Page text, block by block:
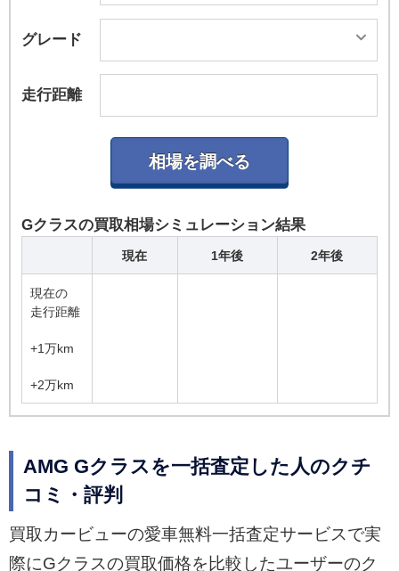
グレード
走行距離
Gクラスの買取相場シミュレーション結果
現在 1年後 2年後
現在の
走行距離
+1万km
+2万km
AMG Gクラスを一括査定した人のクチ
コミ・評判
買取カービューの愛車無料一括査定サービスで実
際にGクラスの買取価格を比較したユーザーのク